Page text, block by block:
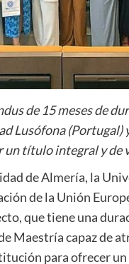
de 15 meses de
Lusófona (Portugal)
un título integral y de
de Almería, la
de la Unión
que tiene una
Maestría capaz de
para ofrecer